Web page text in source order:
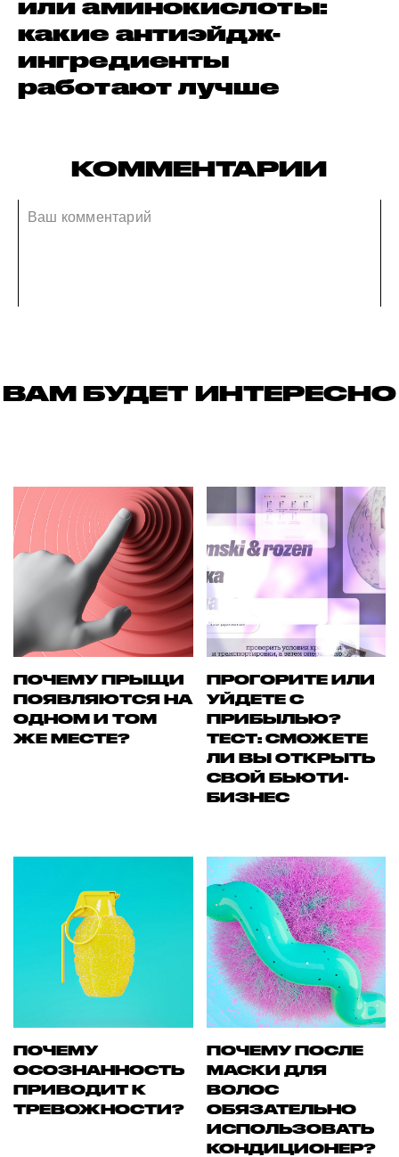
или аминокислоты:
какие антиэйдж-
ингредиенты
работают лучше
КОММЕНТАРИИ
ВАМ БУДЕТ ИНТЕРЕСНО
ПОЧЕМУ ПРЫЩИ
ПОЯВЛЯЮТСЯ НА
ОДНОМ И ТОМ
ЖЕ МЕСТЕ?
ПРОГОРИТЕ ИЛИ
УЙДЕТЕ С
ПРИБЫЛЬЮ?
ТЕСТ: СМОЖЕТЕ
ЛИ ВЫ ОТКРЫТЬ
СВОЙ БЬЮТИ-
БИЗНЕС
ПОЧЕМУ
ОСОЗНАННОСТЬ
ПРИВОДИТ К
ТРЕВОЖНОСТИ?
ПОЧЕМУ ПОСЛЕ
МАСКИ ДЛЯ
ВОЛОС
ОБЯЗАТЕЛЬНО
ИСПОЛЬЗОВАТЬ
КОНДИЦИОНЕР?